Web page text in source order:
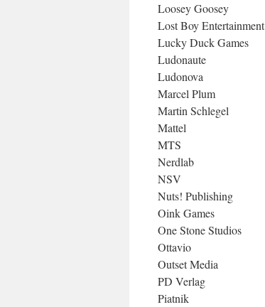
Loosey Goosey
Lost Boy Entertainment
Lucky Duck Games
Ludonaute
Ludonova
Marcel Plum
Martin Schlegel
Mattel
MTS
Nerdlab
NSV
Nuts! Publishing
Oink Games
One Stone Studios
Ottavio
Outset Media
PD Verlag
Piatnik